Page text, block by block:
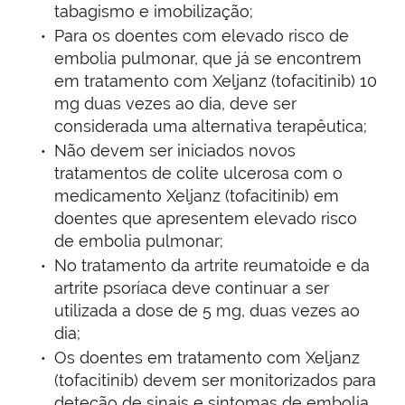
tabagismo e imobilização;
Para os doentes com elevado risco de
embolia pulmonar, que já se encontrem
em tratamento com Xeljanz (tofacitinib) 10
mg duas vezes ao dia, deve ser
considerada uma alternativa terapêutica;
Não devem ser iniciados novos
tratamentos de colite ulcerosa com o
medicamento Xeljanz (tofacitinib) em
doentes que apresentem elevado risco
de embolia pulmonar;
No tratamento da artrite reumatoide e da
artrite psoríaca deve continuar a ser
utilizada a dose de 5 mg, duas vezes ao
dia;
Os doentes em tratamento com Xeljanz
(tofacitinib) devem ser monitorizados para